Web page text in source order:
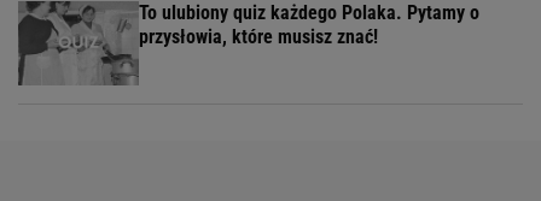
To ulubiony quiz każdego Polaka. Pytamy o
przysłowia, które musisz znać!